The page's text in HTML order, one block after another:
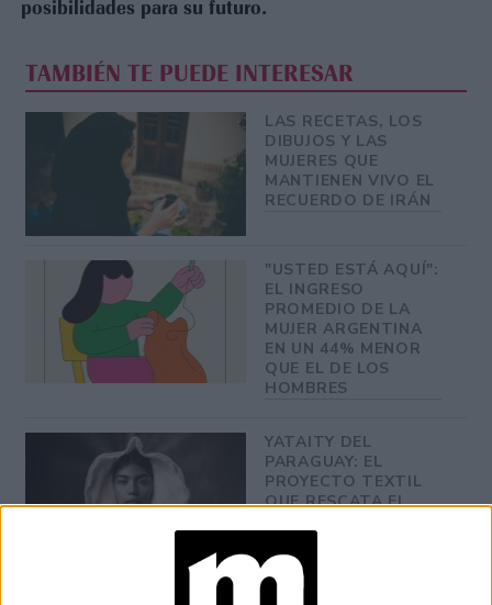
posibilidades para su futuro.
TAMBIÉN TE PUEDE INTERESAR
LAS RECETAS, LOS
DIBUJOS Y LAS
MUJERES QUE
MANTIENEN VIVO EL
RECUERDO DE IRÁN
"USTED ESTÁ AQUÍ":
EL INGRESO
PROMEDIO DE LA
MUJER ARGENTINA
EN UN 44% MENOR
QUE EL DE LOS
HOMBRES
YATAITY DEL
PARAGUAY: EL
PROYECTO TEXTIL
QUE RESCATA EL
COLECTIVA